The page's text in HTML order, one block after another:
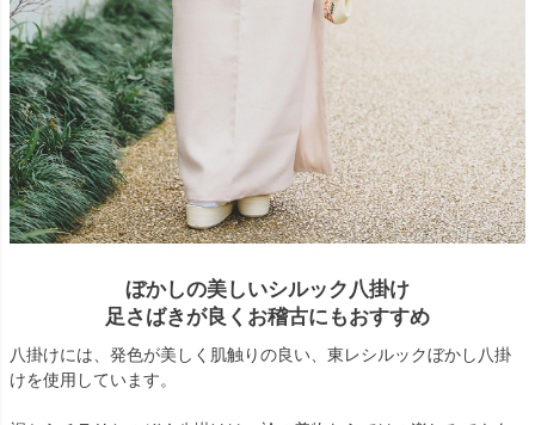
ぼかしの美しいシルック八掛け
足さばきが良くお稽古にもおすすめ
八掛けには、発色が美しく肌触りの良い、東レシルックぼかし八掛
けを使用しています。